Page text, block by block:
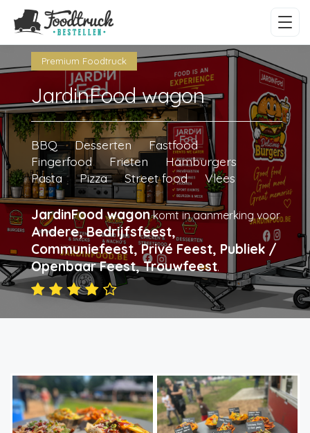
Premium Foodtruck
JardinFood wagon
BBQ Desserten
Fastfood
Fingerfood
Frieten
Hamburgers
Pasta
Pizza Street food Vlees
JardinFood wagonkomt in aanmerking voor
Andere, Bedrijfsfeest,
Communiefeest, Privé Feest, Publiek /
Openbaar Feest, Trouwfeest.